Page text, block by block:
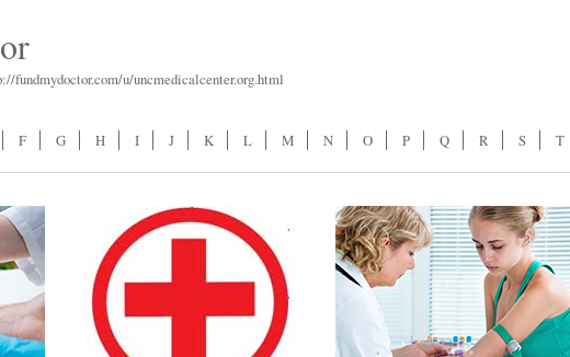
fundmydoctor.com/u/uncmedicalcenter.org.html
F G H I J K L M N O P Q R S T